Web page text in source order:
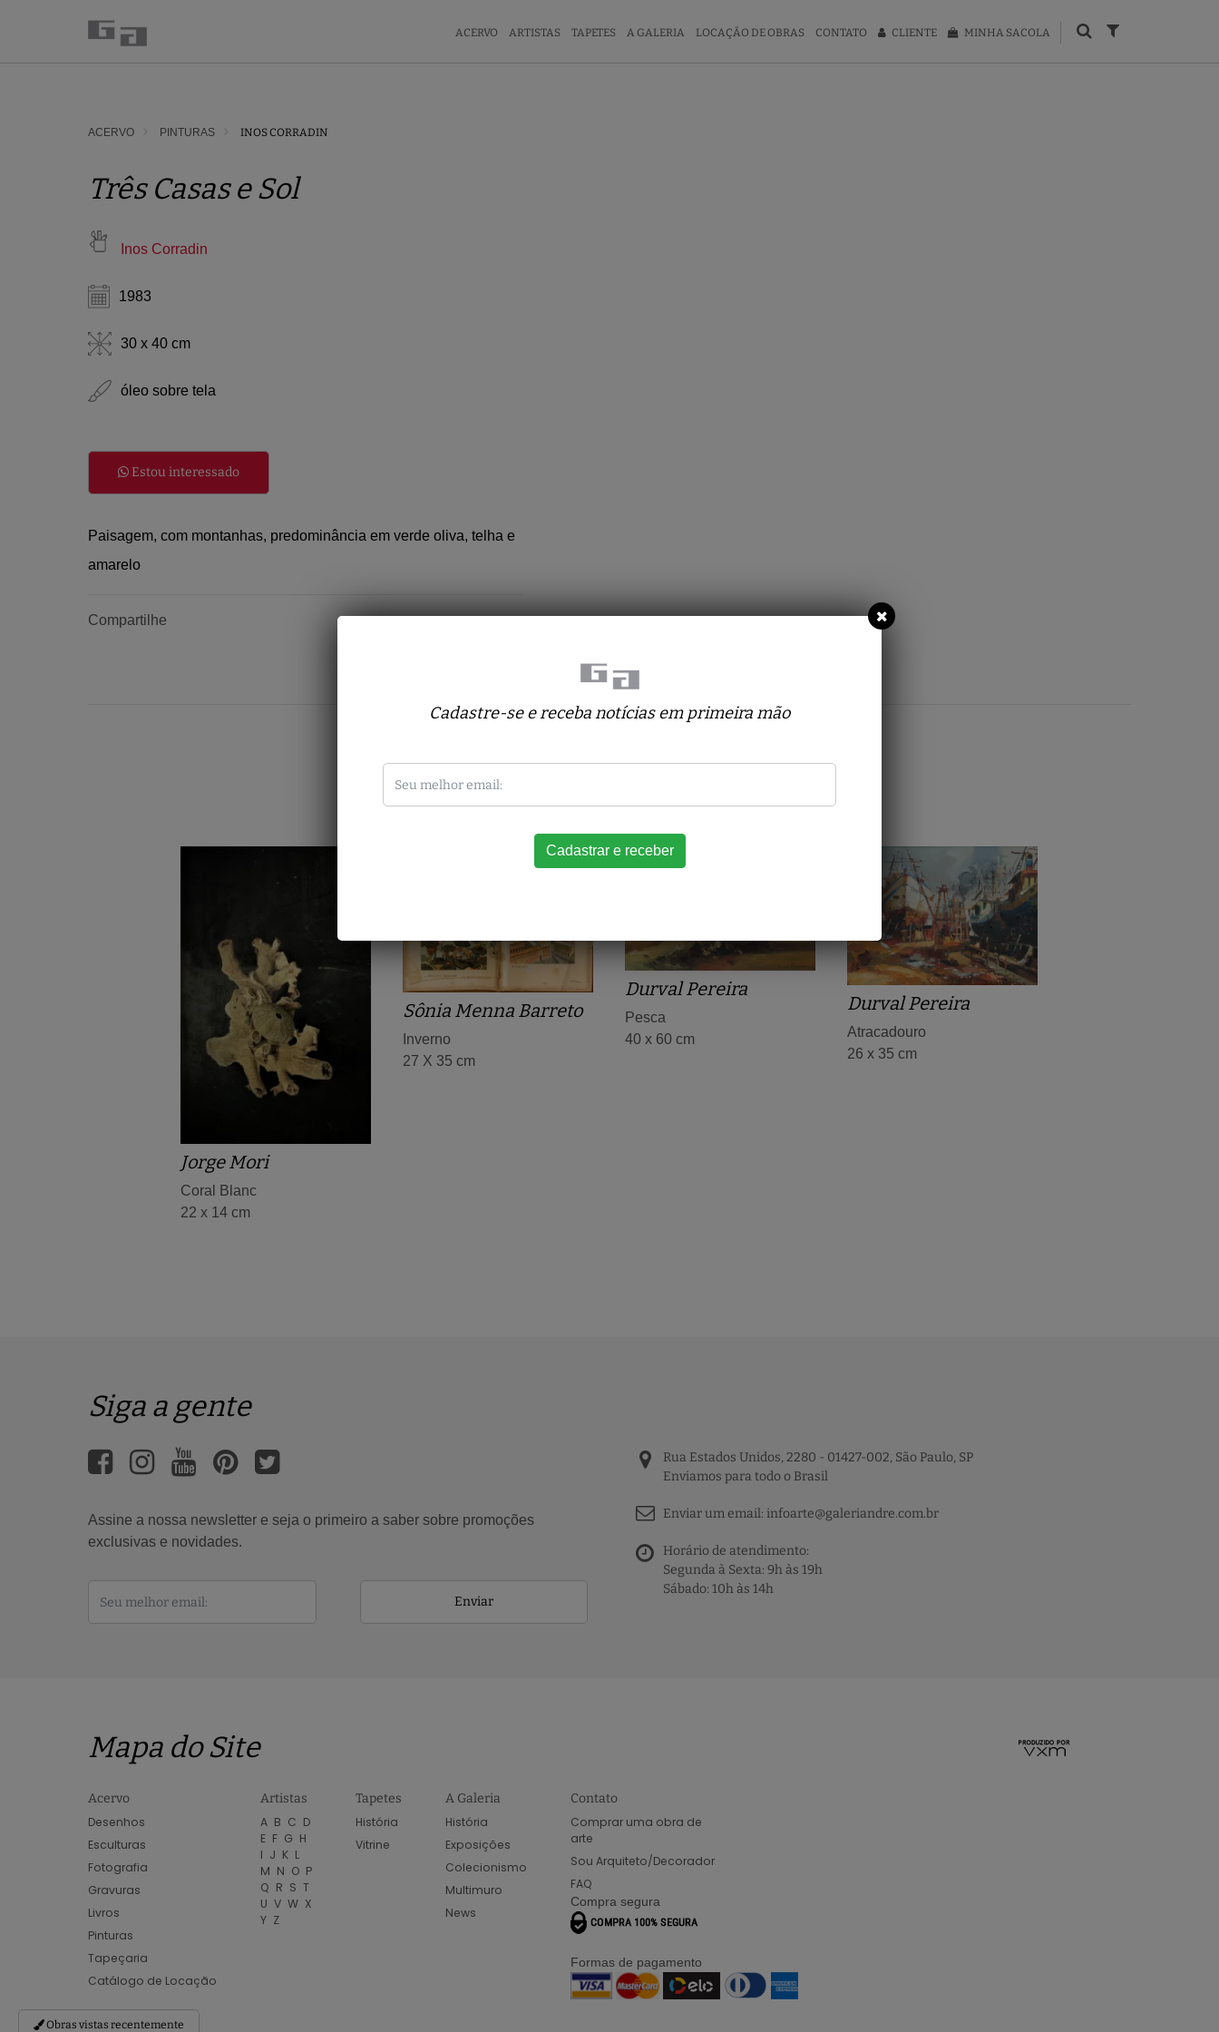
ACERVO ARTISTAS TAPETES A GALERIA LOCAÇÃO DE OBRAS CONTATO CLIENTE MINHA SACOLA
ACERVO PINTURAS INOS CORRADIN
Três Casas e Sol
Inos Corradin
1983
30 x 40 cm
óleo sobre tela
Estou interessado
Paisagem, com montanhas, predominância em verde oliva, telha e
amarelo
Compartilhe
Jorge Mori
Coral Blanc
22 x 14 cm
Sônia Menna Barreto
Inverno
27 X 35 cm
Durval Pereira
Pesca
40 x 60 cm
Durval Pereira
Atracadouro
26 x 35 cm
Siga a gente
Assine a nossa newsletter e seja o primeiro a saber sobre promoções
exclusivas e novidades.
Enviar
Rua Estados Unidos, 2280 - 01427-002, São Paulo, SP
Enviamos para todo o Brasil
Enviar um email: infoarte@galeriandre.com.br
Horário de atendimento:
Segunda à Sexta: 9h às 19h
Sábado: 10h às 14h
Mapa do Site
Acervo
Desenhos
Esculturas
Fotografia
Gravuras
Livros
Pinturas
Tapeçaria
Catálogo de Locação
Artistas
A B C D
E F G H
I J K L
M N O P
Q R S T
U V W X
Y Z
Tapetes
História
Vitrine
A Galeria
História
Exposições
Colecionismo
Multimuro
News
Contato
Comprar uma obra de
arte
Sou Arquiteto/Decorador
FAQ
Compra segura
Formas de pagamento
Obras vistas recentemente
Cadastre-se e receba notícias em primeira mão